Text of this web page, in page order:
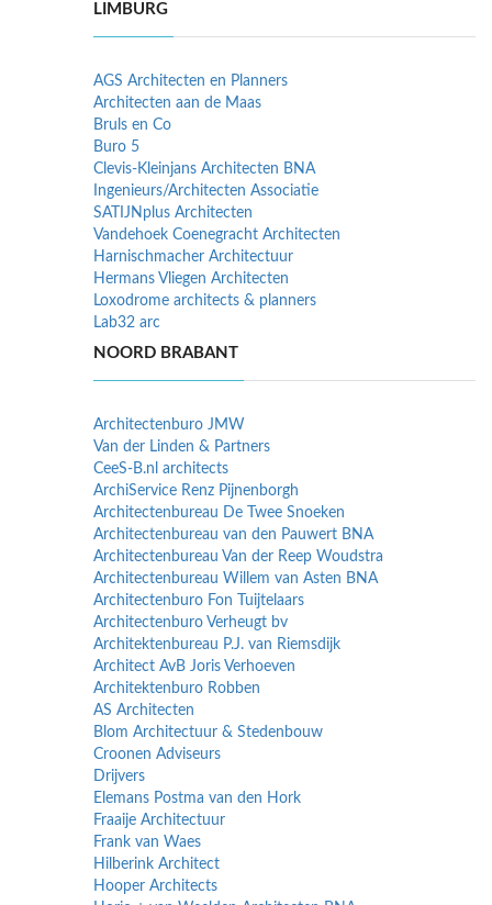
LIMBURG
AGS Architecten en Planners
Architecten aan de Maas
Bruls en Co
Buro 5
Clevis-Kleinjans Architecten BNA
Ingenieurs/Architecten Associatie
SATIJNplus Architecten
Vandehoek Coenegracht Architecten
Harnischmacher Architectuur
Hermans Vliegen Architecten
Loxodrome architects & planners
Lab32 arc
NOORD BRABANT
Architectenburo JMW
Van der Linden & Partners
CeeS-B.nl architects
ArchiService Renz Pijnenborgh
Architectenbureau De Twee Snoeken
Architectenbureau van den Pauwert BNA
Architectenbureau Van der Reep Woudstra
Architectenbureau Willem van Asten BNA
Architectenburo Fon Tuijtelaars
Architectenburo Verheugt bv
Architektenbureau P.J. van Riemsdijk
Architect AvB Joris Verhoeven
Architektenburo Robben
AS Architecten
Blom Architectuur & Stedenbouw
Croonen Adviseurs
Drijvers
Elemans Postma van den Hork
Fraaije Architectuur
Frank van Waes
Hilberink Architect
Hooper Architects